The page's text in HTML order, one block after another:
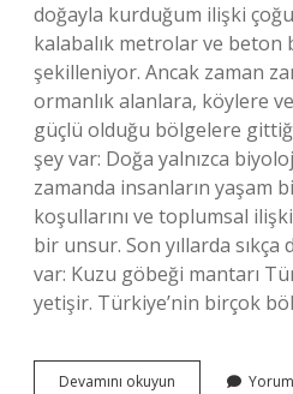
doğayla kurduğum ilişki
kalabalık metrolar ve beton
şekilleniyor. Ancak zaman
ormanlık alanlara, köylere
güçlü olduğu bölgelere
şey var: Doğa yalnızca
zamanda insanların yaşam
koşullarını ve toplumsal
bir unsur. Son yıllarda
var: Kuzu göbeği mantarı
yetişir. Türkiye’nin birçok
Devamını okuyun